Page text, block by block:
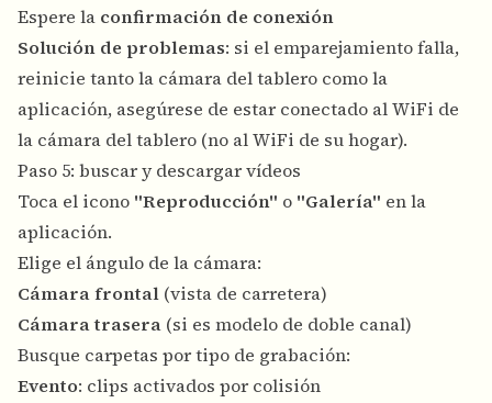
Espere la confirmación de conexión
Solución de problemas: si el emparejamiento falla,
reinicie tanto la cámara del tablero como la
aplicación, asegúrese de estar conectado al WiFi de
la cámara del tablero (no al WiFi de su hogar).
Paso 5: buscar y descargar vídeos
Toca el icono "Reproducción" o "Galería" en la
aplicación.
Elige el ángulo de la cámara:
Cámara frontal (vista de carretera)
Cámara trasera (si es modelo de doble canal)
Busque carpetas por tipo de grabación:
Evento: clips activados por colisión